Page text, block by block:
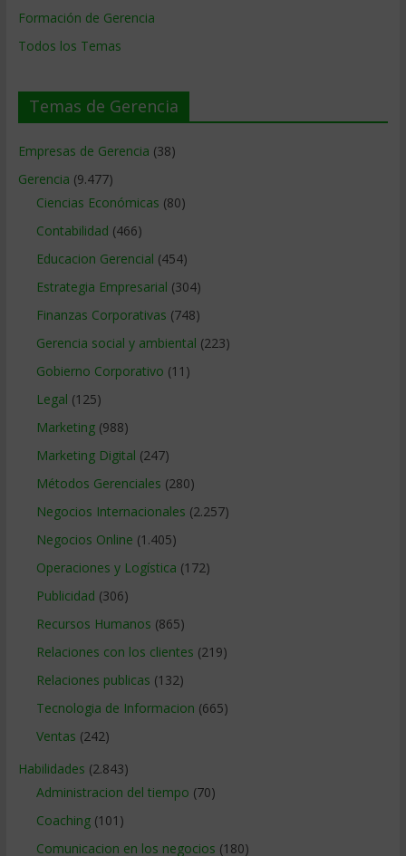
Formación de Gerencia
Todos los Temas
Temas de Gerencia
Empresas de Gerencia (38)
Gerencia (9.477)
Ciencias Económicas (80)
Contabilidad (466)
Educacion Gerencial (454)
Estrategia Empresarial (304)
Finanzas Corporativas (748)
Gerencia social y ambiental (223)
Gobierno Corporativo (11)
Legal (125)
Marketing(988)
Marketing Digital (247)
Métodos Gerenciales (280)
Negocios Internacionales (2.257)
Negocios Online (1.405)
Operaciones y Logística (172)
Publicidad (306)
Recursos Humanos (865)
Relaciones con los clientes (219)
Relaciones publicas (132)
Tecnologia de Informacion (665)
Ventas (242)
Habilidades (2.843)
Administracion del tiempo (70)
Coaching(101)
Comunicacion en los negocios (180)